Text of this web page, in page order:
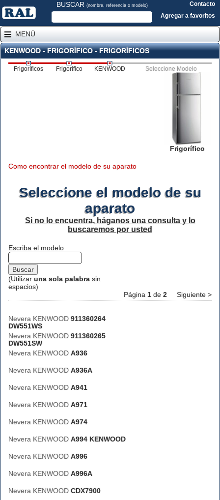
BUSCAR (nombre, referencia o modelo)
Contacto
Agregar a favoritos
MENÚ
KENWOOD - FRIGORÍFICO - FRIGORÍFICOS
Frigoríficos Frigorífico KENWOOD Seleccione Modelo
Frigorífico
Como encontrar el modelo de su aparato
Seleccione el modelo de su
aparato
Si no lo encuentra, háganos una consulta y lo
buscaremos por usted
Escriba el modelo
(Utilizar una sola palabra sin
espacios)
Página 1 de 2 Siguiente >
Nevera KENWOOD 911360264
DW551WS
Nevera KENWOOD 911360265
DW551SW
Nevera KENWOOD A936
Nevera KENWOOD A936A
Nevera KENWOOD A941
Nevera KENWOOD A971
Nevera KENWOOD A974
Nevera KENWOOD A994 KENWOOD
Nevera KENWOOD A996
Nevera KENWOOD A996A
Nevera KENWOOD CDX7900